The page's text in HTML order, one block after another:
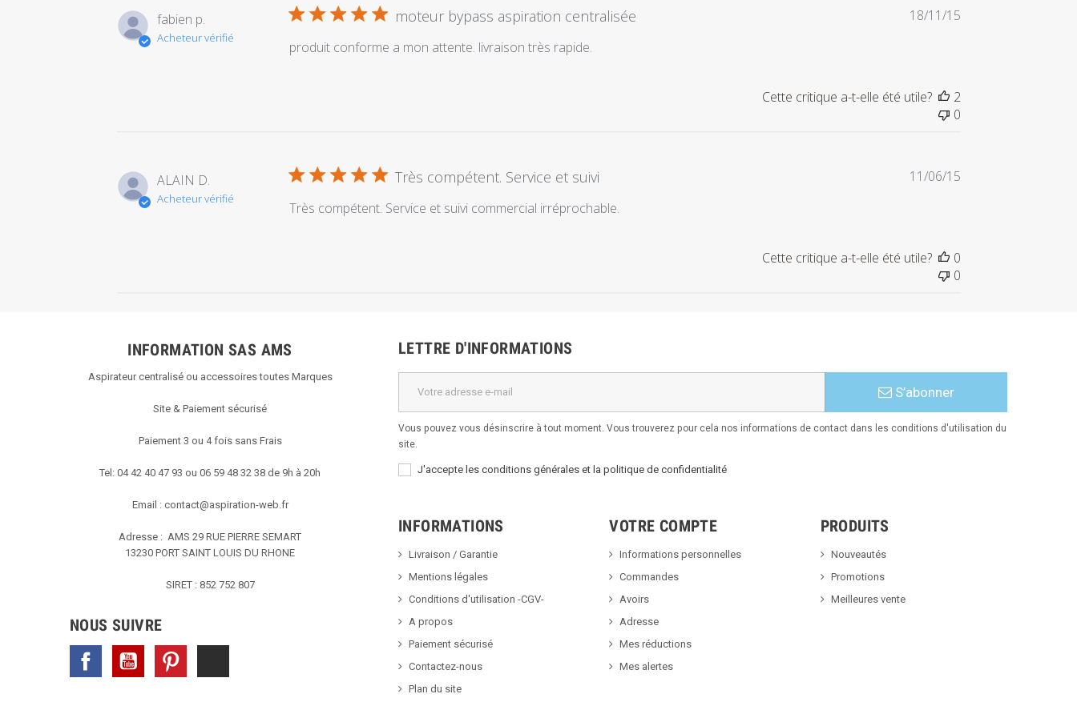
fabien p.
Acheteur vérifié
moteur bypass aspiration centralisée
produit conforme a mon attente. livraison très rapide.
Date
18/11/15
Cette critique a-t-elle été utile?
2
0
ALAIN D.
Acheteur vérifié
Très compétent. Service et suivi
Très compétent. Service et suivi commercial irréprochable.
Date
11/06/15
Cette critique a-t-elle été utile?
0
0
INFORMATION SAS AMS
Aspirateur centralisé ou accessoires toutes Marques
Site & Paiement sécurisé
Paiement 3 ou 4 fois sans Frais
Tel: 04 42 40 47 93 ou 06 59 48 32 38 de 9h à 20h
Email : contact@aspiration-web.fr
Adresse : AMS 29 RUE PIERRE SEMART
13230 PORT SAINT LOUIS DU RHONE
SIRET : 852 752 807
NOUS SUIVRE
Facebook YouTube
LETTRE D'INFORMATIONS
S’abonner
Vous pouvez vous désinscrire à tout moment. Vous trouverez pour cela nos informations de contact dans les conditions d'utilisation du
site.
J'accepte les conditions générales et la politique de confidentialité
INFORMATIONS
Livraison / Garantie
Mentions légales
Conditions d'utilisation -CGV-
A propos
Paiement sécurisé
Contactez-nous
Plan du site
VOTRE COMPTE
Informations personnelles
Commandes
Avoirs
Adresse
Mes réductions
Mes alertes
PRODUITS
Nouveautés
Promotions
Meilleures vente